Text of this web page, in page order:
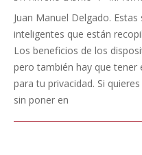
09-
14
Juan Manuel Delgado.
inteligentes que están
Los beneficios de los
pero también hay que tener
para tu privacidad. Si
sin poner en